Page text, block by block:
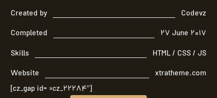
Created by
Codevz
Completed
27 June 2017
Skills
HTML / CSS / JS
Website
xtratheme.com
[cz_gap id= »cz_22284″]